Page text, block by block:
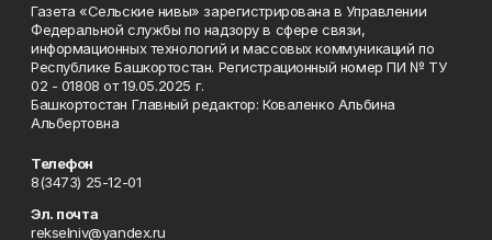
Газета «Сельские нивы» зарегистрирована в Управлении
Федеральной службы по надзору в сфере связи,
информационных технологий и массовых коммуникаций по
Республике Башкортостан. Регистрационный номер ПИ № ТУ
02 - 01808 от 19.05.2025 г.
Башкортостан Главный редактор: Коваленко Альбина
Альбертовна
Телефон
8(3473) 25-12-01
Эл. почта
rekselniv@yandex.ru